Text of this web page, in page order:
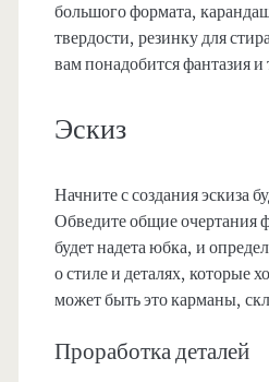
большого формата,
твердости, резинку для
вам понадобится фантазия и
Эскиз
Начните с создания эскиза
Обведите общие очертания
будет надета юбка, и
о стиле и деталях, которые
может быть это карманы,
Проработка деталей